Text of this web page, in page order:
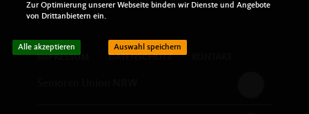
IMPRESSUM DATENSCHUTZ
Zur Optimierung unserer Webseite binden wir Dienste und Angebote
von Drittanbietern ein.
Alle akzeptieren Auswahl speichern